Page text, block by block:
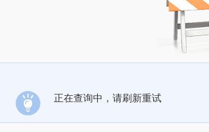
正在查询中，请刷新重试